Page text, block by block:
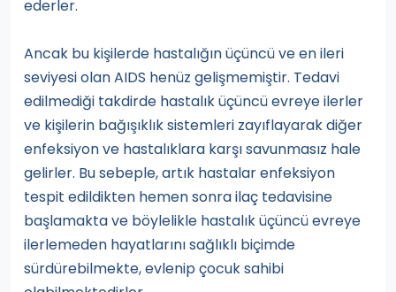
ederler.
Ancak bu kişilerde hastalığın üçüncü ve en ileri
seviyesi olan AIDS henüz gelişmemiştir. Tedavi
edilmediği takdirde hastalık üçüncü evreye ilerler
ve kişilerin bağışıklık sistemleri zayıflayarak diğer
enfeksiyon ve hastalıklara karşı savunmasız hale
gelirler. Bu sebeple, artık hastalar enfeksiyon
tespit edildikten hemen sonra ilaç tedavisine
başlamakta ve böylelikle hastalık üçüncü evreye
ilerlemeden hayatlarını sağlıklı biçimde
sürdürebilmekte, evlenip çocuk sahibi